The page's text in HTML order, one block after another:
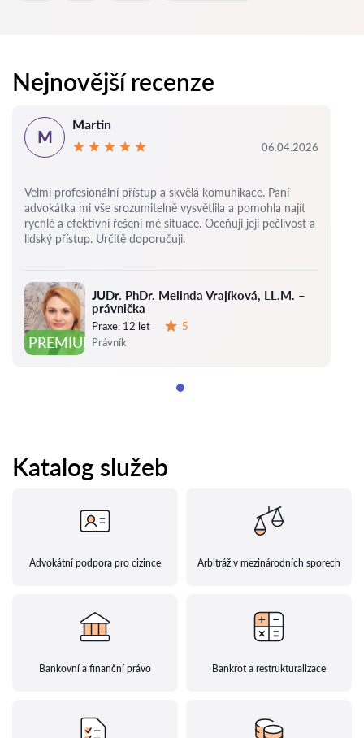
Nejnovější recenze
PREMIUM
JUDr. PhDr. Melinda Vrajíková, LL.M. –
právnička
Praxe: 12 let
5
Právník
M
Martin
06.04.2026
Velmi profesionální přístup a skvělá komunikace. Paní
advokátka mi vše srozumitelně vysvětlila a pomohla najít
rychlé a efektivní řešení mé situace. Oceňuji její pečlivost a
lidský přístup. Určitě doporučuji.
Katalog služeb
Advokátní podpora pro cizince Arbitráž v mezinárodních sporech
Bankovní a finanční právo Bankrot a restrukturalizace